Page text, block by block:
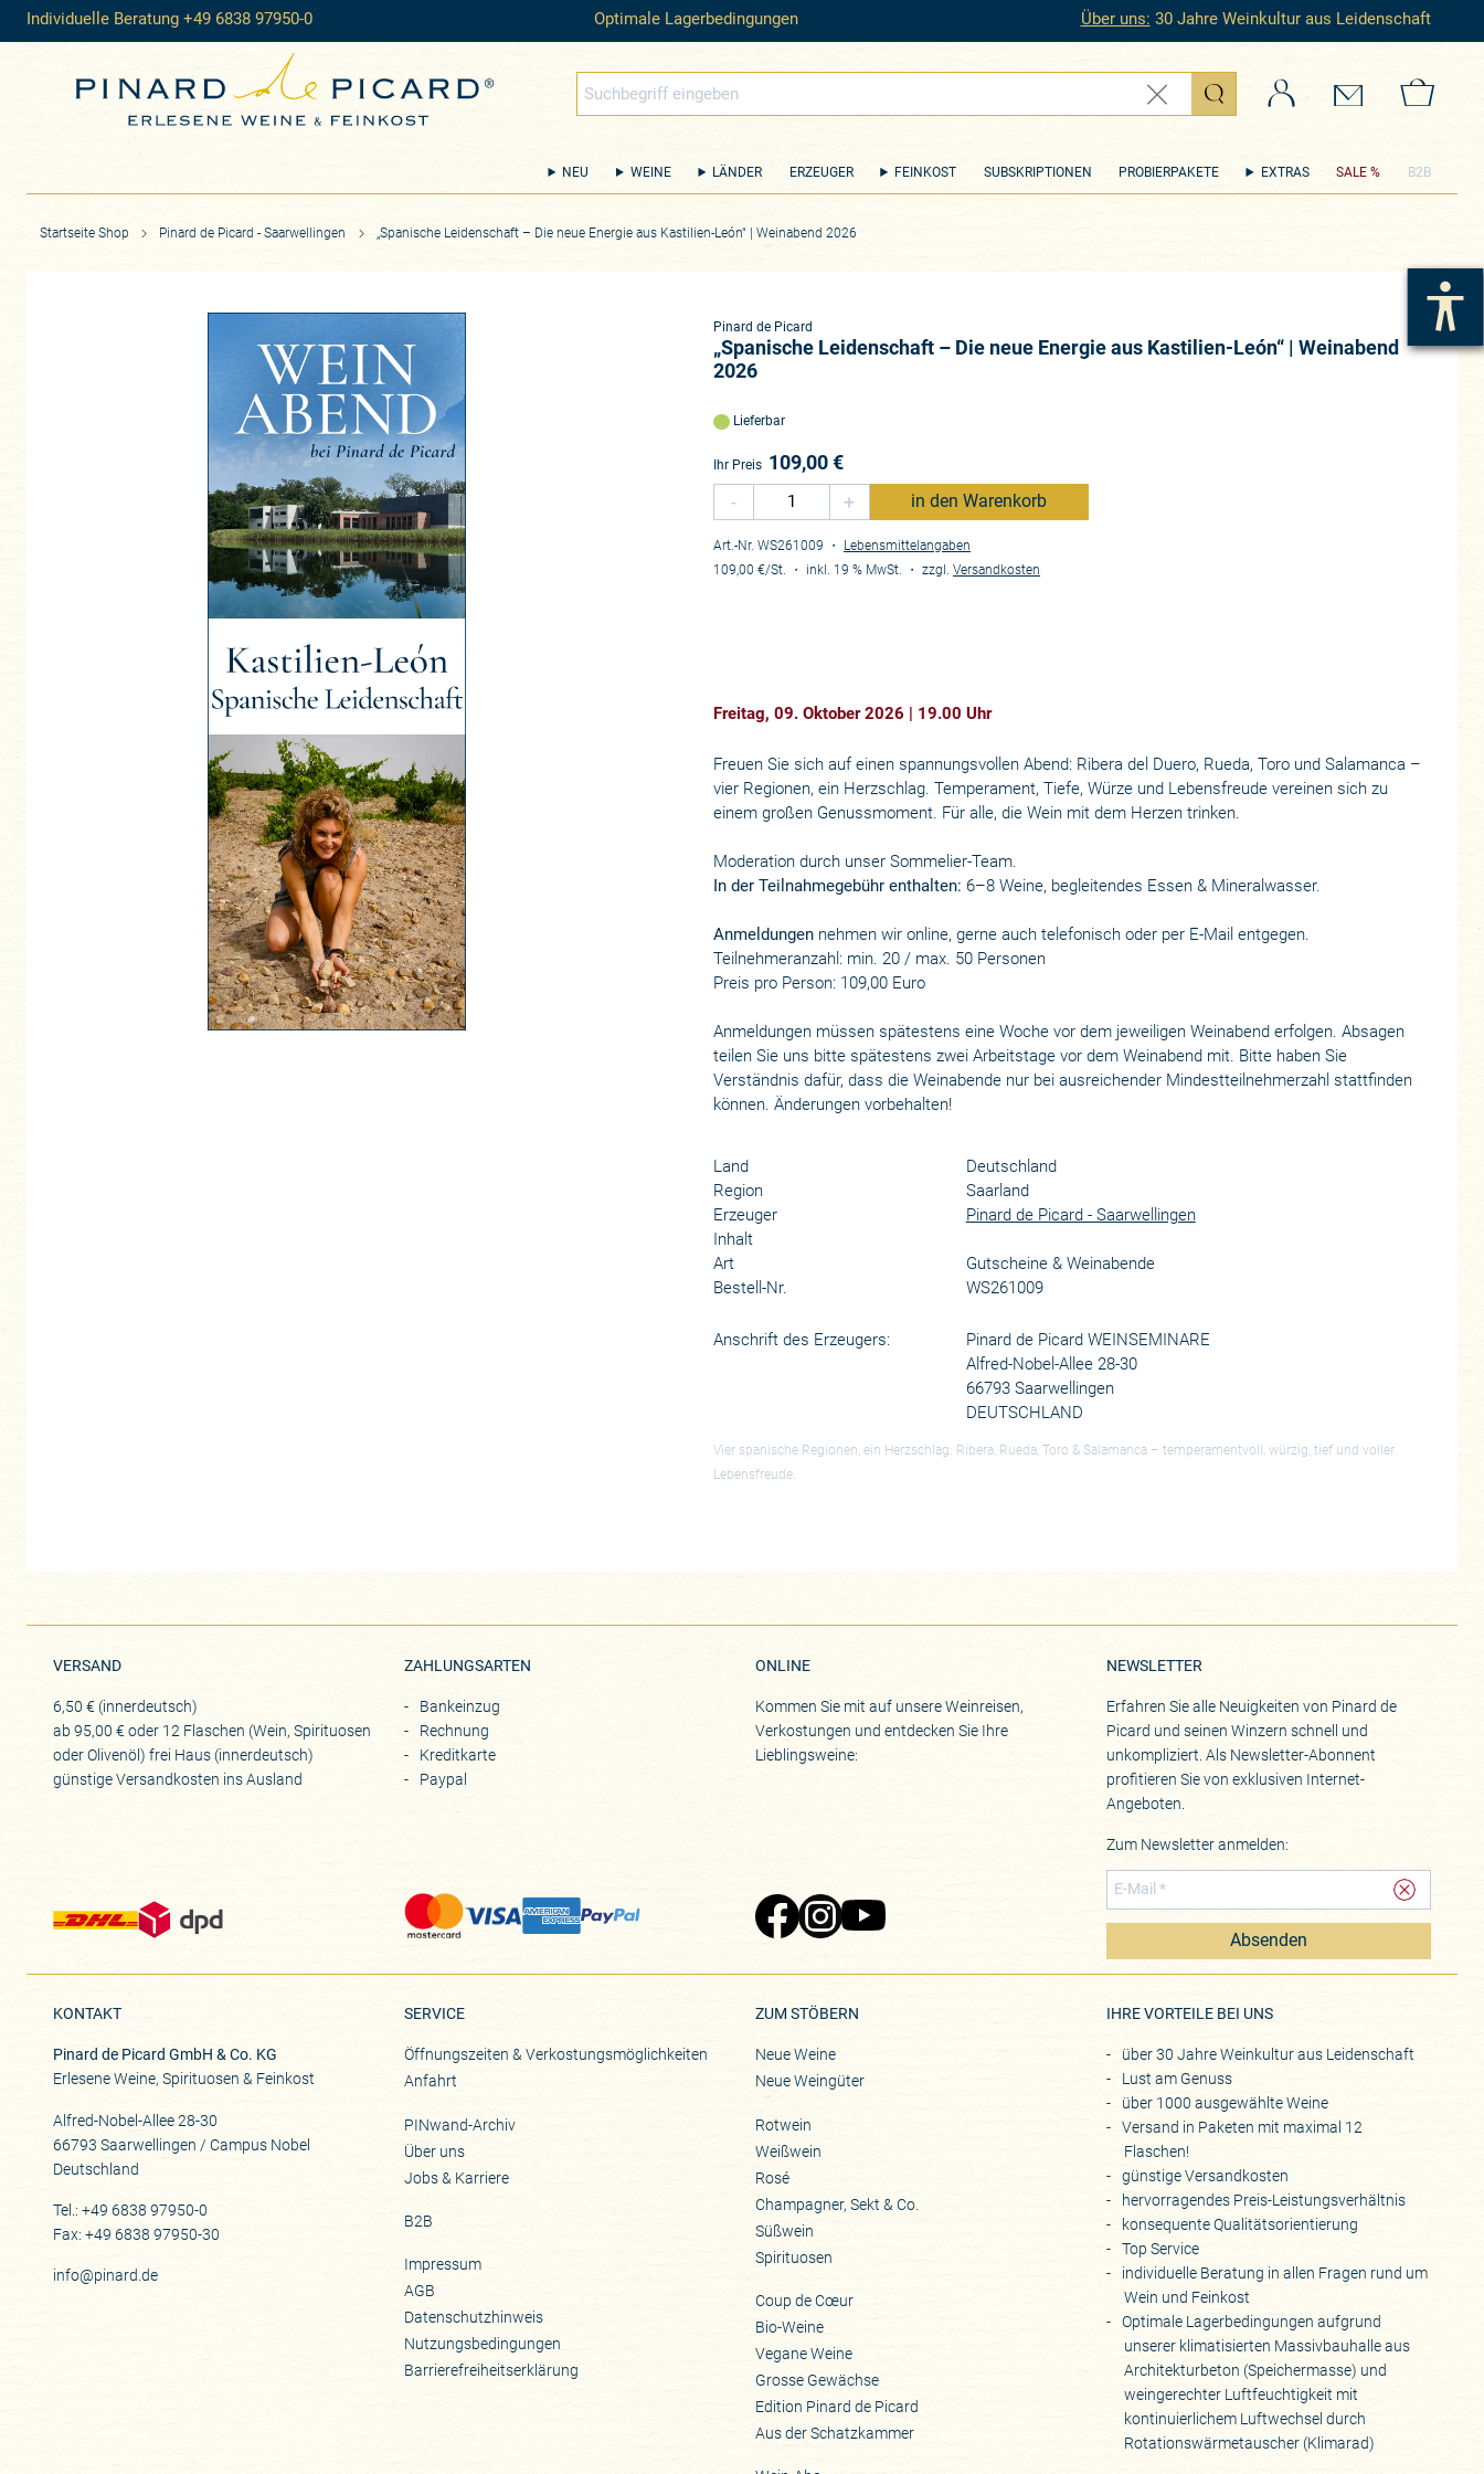
Individuelle Beratung +49 6838 97950-0 Optimale Lagerbedingungen Über uns: 30 Jahre Weinkultur aus Leidenschaft
Login Kontakt
NEU WEINE LÄNDER ERZEUGER FEINKOST SUBSKRIPTIONEN PROBIERPAKETE EXTRAS SALE % B2B
Startseite Shop Pinard de Picard - Saarwellingen „Spanische Leidenschaft – Die neue Energie aus Kastilien-León“ | Weinabend 2026
Pinard de Picard
„Spanische Leidenschaft – Die neue Energie aus Kastilien-León“ | Weinabend
2026
Lieferbar
Ihr Preis 109,00€
-
+ in den Warenkorb
Art.-Nr. WS261009 ・ Lebensmittelangaben
109,00 €/St. ・ inkl. 19 % MwSt. ・zzgl.Versandkosten
Freitag, 09. Oktober 2026 | 19.00 Uhr
Freuen Sie sich auf einen spannungsvollen Abend: Ribera del Duero, Rueda, Toro und Salamanca –
vier Regionen, ein Herzschlag. Temperament, Tiefe, Würze und Lebensfreude vereinen sich zu
einem großen Genussmoment. Für alle, die Wein mit dem Herzen trinken.
Moderation durch unser Sommelier-Team.
In der Teilnahmegebühr enthalten: 6–8 Weine, begleitendes Essen & Mineralwasser.
Anmeldungen nehmen wir online, gerne auch telefonisch oder per E-Mail entgegen.
Teilnehmeranzahl: min. 20 / max. 50 Personen
Preis pro Person: 109,00 Euro
Anmeldungen müssen spätestens eine Woche vor dem jeweiligen Weinabend erfolgen. Absagen
teilen Sie uns bitte spätestens zwei Arbeitstage vor dem Weinabend mit. Bitte haben Sie
Verständnis dafür, dass die Weinabende nur bei ausreichender Mindestteilnehmerzahl stattfinden
können. Änderungen vorbehalten!
Land
Deutschland
Region
Saarland
Erzeuger
Pinard de Picard - Saarwellingen
Inhalt
Art
Gutscheine & Weinabende
Bestell-Nr.
WS261009
Anschrift des Erzeugers:
Pinard de Picard WEINSEMINARE
Alfred-Nobel-Allee 28-30
66793 Saarwellingen
DEUTSCHLAND
Vier spanische Regionen, ein Herzschlag: Ribera, Rueda, Toro & Salamanca – temperamentvoll, würzig, tief und voller
Lebensfreude.
VERSAND
6,50 € (innerdeutsch)
ab 95,00 € oder 12 Flaschen (Wein, Spirituosen
oder Olivenöl) frei Haus (innerdeutsch)
günstige Versandkosten ins Ausland
ZAHLUNGSARTEN
Bankeinzug
Rechnung
Kreditkarte
Paypal
ONLINE
Kommen Sie mit auf unsere Weinreisen,
Verkostungen und entdecken Sie Ihre
Lieblingsweine:
NEWSLETTER
Erfahren Sie alle Neuigkeiten von Pinard de
Picard und seinen Winzern schnell und
unkompliziert. Als Newsletter-Abonnent
profitieren Sie von exklusiven Internet-
Angeboten.
Zum Newsletter anmelden:
Absenden
KONTAKT
Pinard de Picard GmbH & Co. KG
Erlesene Weine, Spirituosen & Feinkost
Alfred-Nobel-Allee 28-30
66793 Saarwellingen / Campus Nobel
Deutschland
Tel.: +49 6838 97950-0
Fax: +49 6838 97950-30
info@pinard.de
SERVICE
Öffnungszeiten & Verkostungsmöglichkeiten
Anfahrt
PINwand-Archiv
Über uns
Jobs & Karriere
B2B
Impressum
AGB
Datenschutzhinweis
Nutzungsbedingungen
Barrierefreiheitserklärung
ZUM STÖBERN
Neue Weine
Neue Weingüter
Rotwein
Weißwein
Rosé
Champagner, Sekt & Co.
Süßwein
Spirituosen
Coup de Cœur
Bio-Weine
Vegane Weine
Grosse Gewächse
Edition Pinard de Picard
Aus der Schatzkammer
IHRE VORTEILE BEI UNS
über 30 Jahre Weinkultur aus Leidenschaft
Lust am Genuss
über 1000 ausgewählte Weine
Versand in Paketen mit maximal 12
Flaschen!
günstige Versandkosten
hervorragendes Preis-Leistungsverhältnis
konsequente Qualitätsorientierung
Top Service
individuelle Beratung in allen Fragen rund um
Wein und Feinkost
Optimale Lagerbedingungen aufgrund
unserer klimatisierten Massivbauhalle aus
Architekturbeton (Speichermasse) und
weingerechter Luftfeuchtigkeit mit
kontinuierlichem Luftwechsel durch
Rotationswärmetauscher (Klimarad)